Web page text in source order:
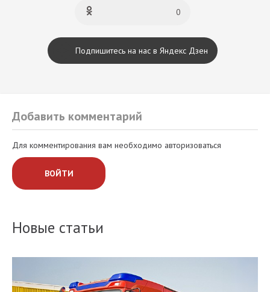
0
Подпишитесь на нас в Яндекс Дзен
Добавить комментарий
Для комментирования вам необходимо авторизоваться
ВОЙТИ
Новые статьи